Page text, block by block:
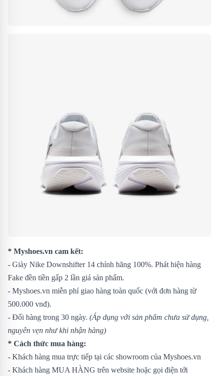
* Myshoes.vn cam kết:
- Giày Nike Downshifter 14 chính hãng 100%. Phát hiện hàng
Fake đền tiền gấp 2 lần giá sản phẩm.
- Myshoes.vn miễn phí giao hàng toàn quốc (với đơn hàng từ
500.000 vnđ).
- Đổi hàng trong 30 ngày. (Áp dụng với sản phẩm chưa sử dụng,
nguyên vẹn như khi nhận hàng)
* Cách thức mua hàng:
- Khách hàng mua trực tiếp tại các showroom của Myshoes.vn
- Khách hàng MUA HÀNG trên website hoặc gọi điện tới